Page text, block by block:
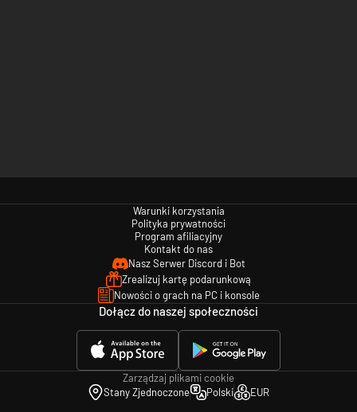
Warunki korzystania
Polityka prywatności
Program afiliacyjny
Kontakt do nas
Nasz Serwer Discord i Bot
Zrealizuj kartę podarunkową
Nowości o grach na PC i konsole
Dołącz do naszej społeczności
Zarządzaj plikami cookie
Stany Zjednoczone
Polski EUR